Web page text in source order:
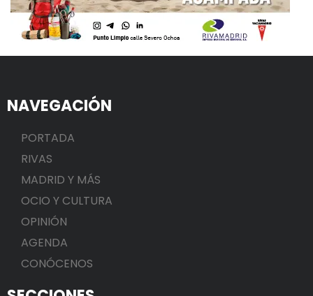
NAVEGACIÓN
PORTADA
RIVAS
MADRID Y MÁS
OCIO Y CULTURA
OPINIÓN
AGENDA
CONÓCENOS